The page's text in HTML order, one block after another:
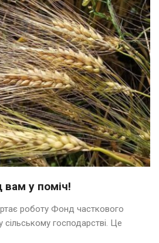
вам у поміч!
роботу Фонд часткового
сільському господарстві. Це